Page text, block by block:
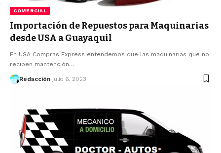
COMERCIAL
Importación de Repuestos para Maquinarias
desde USA a Guayaquil
En USA Compras Express entendemos que las maquinarias que no
reciben mantención…
Redacción julio 6, 2023